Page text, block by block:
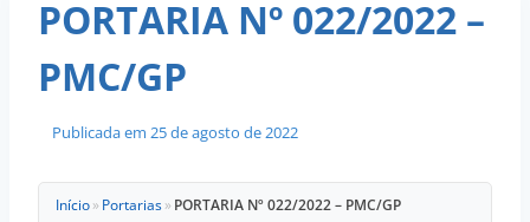
PORTARIA Nº 022/2022 –
PMC/GP
Publicada em 25 de agosto de 2022
Início» Portarias» PORTARIA Nº 022/2022 – PMC/GP